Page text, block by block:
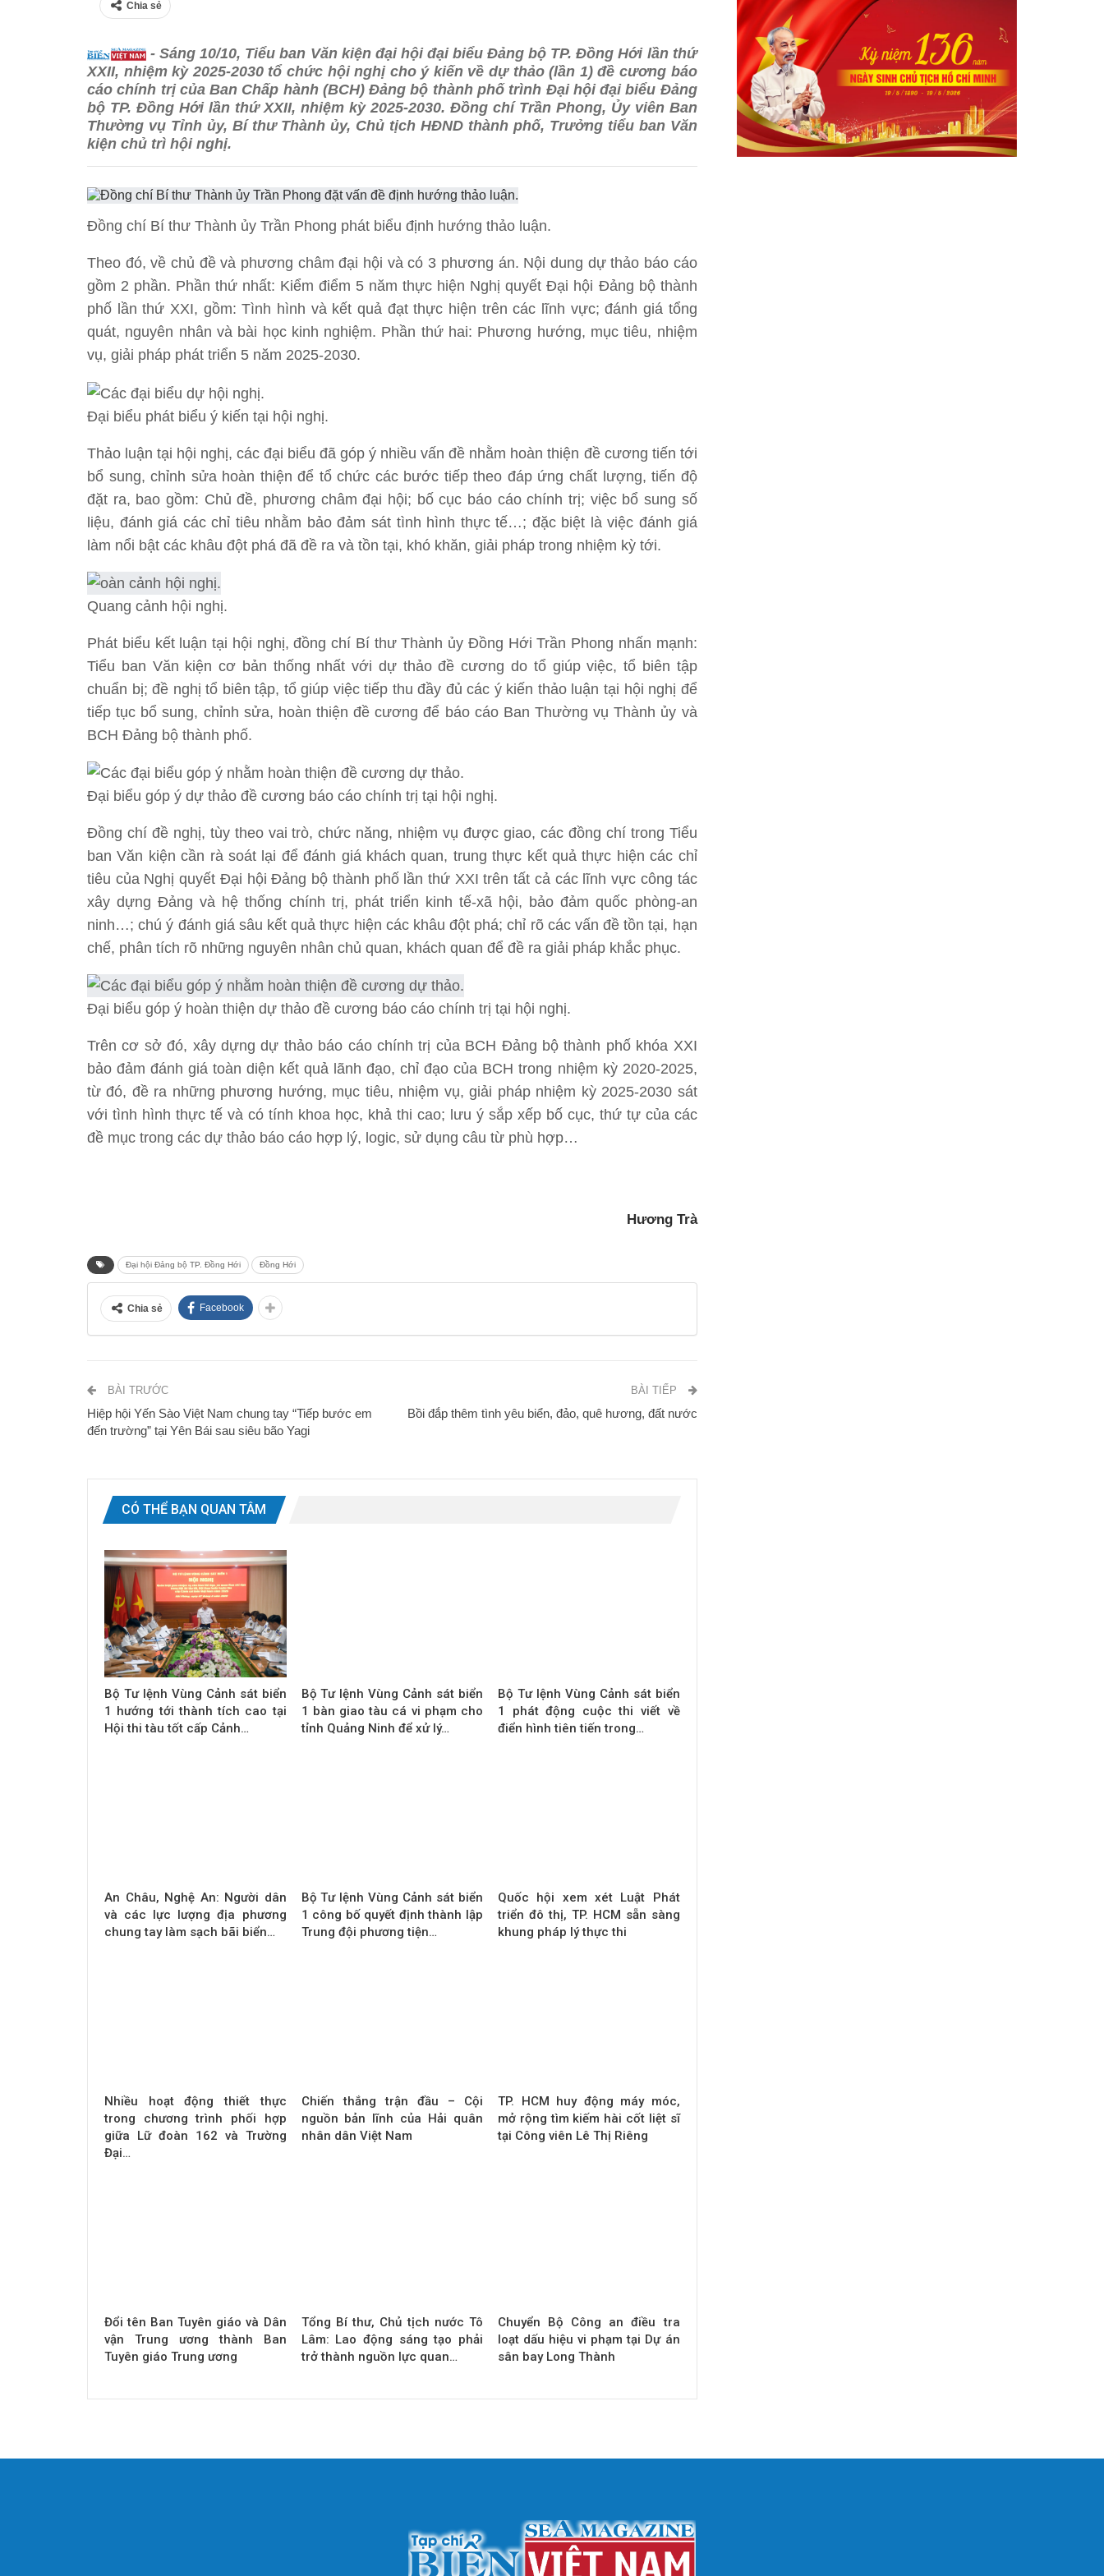
Chia sẻ
- Sáng 10/10, Tiểu ban Văn kiện đại hội đại biểu Đảng bộ TP. Đồng Hới lần thứ
XXII, nhiệm kỳ 2025-2030 tổ chức hội nghị cho ý kiến về dự thảo (lần 1) đề cương báo
cáo chính trị của Ban Chấp hành (BCH) Đảng bộ thành phố trình Đại hội đại biểu Đảng
bộ TP. Đồng Hới lần thứ XXII, nhiệm kỳ 2025-2030. Đồng chí Trần Phong, Ủy viên Ban
Thường vụ Tỉnh ủy, Bí thư Thành ủy, Chủ tịch HĐND thành phố, Trưởng tiểu ban Văn
kiện chủ trì hội nghị.
Đồng chí Bí thư Thành ủy Trần Phong phát biểu định hướng thảo luận.
Theo đó, về chủ đề và phương châm đại hội và có 3 phương án. Nội dung dự thảo báo cáo
gồm 2 phần. Phần thứ nhất: Kiểm điểm 5 năm thực hiện Nghị quyết Đại hội Đảng bộ thành
phố lần thứ XXI, gồm: Tình hình và kết quả đạt thực hiện trên các lĩnh vực; đánh giá tổng
quát, nguyên nhân và bài học kinh nghiệm. Phần thứ hai: Phương hướng, mục tiêu, nhiệm
vụ, giải pháp phát triển 5 năm 2025-2030.
Đại biểu phát biểu ý kiến tại hội nghị.
Thảo luận tại hội nghị, các đại biểu đã góp ý nhiều vấn đề nhằm hoàn thiện đề cương tiến tới
bổ sung, chỉnh sửa hoàn thiện để tổ chức các bước tiếp theo đáp ứng chất lượng, tiến độ
đặt ra, bao gồm: Chủ đề, phương châm đại hội; bố cục báo cáo chính trị; việc bổ sung số
liệu, đánh giá các chỉ tiêu nhằm bảo đảm sát tình hình thực tế…; đặc biệt là việc đánh giá
làm nổi bật các khâu đột phá đã đề ra và tồn tại, khó khăn, giải pháp trong nhiệm kỳ tới.
Quang cảnh hội nghị.
Phát biểu kết luận tại hội nghị, đồng chí Bí thư Thành ủy Đồng Hới Trần Phong nhấn mạnh:
Tiểu ban Văn kiện cơ bản thống nhất với dự thảo đề cương do tổ giúp việc, tổ biên tập
chuẩn bị; đề nghị tổ biên tập, tổ giúp việc tiếp thu đầy đủ các ý kiến thảo luận tại hội nghị để
tiếp tục bổ sung, chỉnh sửa, hoàn thiện đề cương để báo cáo Ban Thường vụ Thành ủy và
BCH Đảng bộ thành phố.
Đại biểu góp ý dự thảo đề cương báo cáo chính trị tại hội nghị.
Đồng chí đề nghị, tùy theo vai trò, chức năng, nhiệm vụ được giao, các đồng chí trong Tiểu
ban Văn kiện cần rà soát lại để đánh giá khách quan, trung thực kết quả thực hiện các chỉ
tiêu của Nghị quyết Đại hội Đảng bộ thành phố lần thứ XXI trên tất cả các lĩnh vực công tác
xây dựng Đảng và hệ thống chính trị, phát triển kinh tế-xã hội, bảo đảm quốc phòng-an
ninh…; chú ý đánh giá sâu kết quả thực hiện các khâu đột phá; chỉ rõ các vấn đề tồn tại, hạn
chế, phân tích rõ những nguyên nhân chủ quan, khách quan để đề ra giải pháp khắc phục.
Đại biểu góp ý hoàn thiện dự thảo đề cương báo cáo chính trị tại hội nghị.
Trên cơ sở đó, xây dựng dự thảo báo cáo chính trị của BCH Đảng bộ thành phố khóa XXI
bảo đảm đánh giá toàn diện kết quả lãnh đạo, chỉ đạo của BCH trong nhiệm kỳ 2020-2025,
từ đó, đề ra những phương hướng, mục tiêu, nhiệm vụ, giải pháp nhiệm kỳ 2025-2030 sát
với tình hình thực tế và có tính khoa học, khả thi cao; lưu ý sắp xếp bố cục, thứ tự của các
đề mục trong các dự thảo báo cáo hợp lý, logic, sử dụng câu từ phù hợp…
Hương Trà
Đại hội Đảng bộ TP. Đồng Hới Đồng Hới
Chia sẻ Facebook
BÀI TRƯỚC
Hiệp hội Yến Sào Việt Nam chung tay “Tiếp bước em
đến trường” tại Yên Bái sau siêu bão Yagi
BÀI TIẾP
Bồi đắp thêm tình yêu biển, đảo, quê hương, đất nước
CÓ THỂ BẠN QUAN TÂM
Bộ Tư lệnh Vùng Cảnh sát biển
1 hướng tới thành tích cao tại
Hội thi tàu tốt cấp Cảnh…
Bộ Tư lệnh Vùng Cảnh sát biển
1 bàn giao tàu cá vi phạm cho
tỉnh Quảng Ninh để xử lý…
Bộ Tư lệnh Vùng Cảnh sát biển
1 phát động cuộc thi viết về
điển hình tiên tiến trong…
An Châu, Nghệ An: Người dân
và các lực lượng địa phương
chung tay làm sạch bãi biển…
Bộ Tư lệnh Vùng Cảnh sát biển
1 công bố quyết định thành lập
Trung đội phương tiện…
Quốc hội xem xét Luật Phát
triển đô thị, TP. HCM sẵn sàng
khung pháp lý thực thi
Nhiều hoạt động thiết thực
trong chương trình phối hợp
giữa Lữ đoàn 162 và Trường
Đại…
Chiến thắng trận đầu – Cội
nguồn bản lĩnh của Hải quân
nhân dân Việt Nam
TP. HCM huy động máy móc,
mở rộng tìm kiếm hài cốt liệt sĩ
tại Công viên Lê Thị Riêng
Đổi tên Ban Tuyên giáo và Dân
vận Trung ương thành Ban
Tuyên giáo Trung ương
Tổng Bí thư, Chủ tịch nước Tô
Lâm: Lao động sáng tạo phải
trở thành nguồn lực quan…
Chuyển Bộ Công an điều tra
loạt dấu hiệu vi phạm tại Dự án
sân bay Long Thành